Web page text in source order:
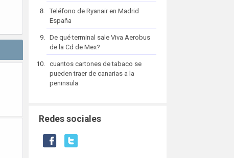
Teléfono de Ryanair en Madrid
España
De qué terminal sale Viva Aerobus
de la Cd de Mex?
cuantos cartones de tabaco se
pueden traer de canarias a la
peninsula
Redes sociales